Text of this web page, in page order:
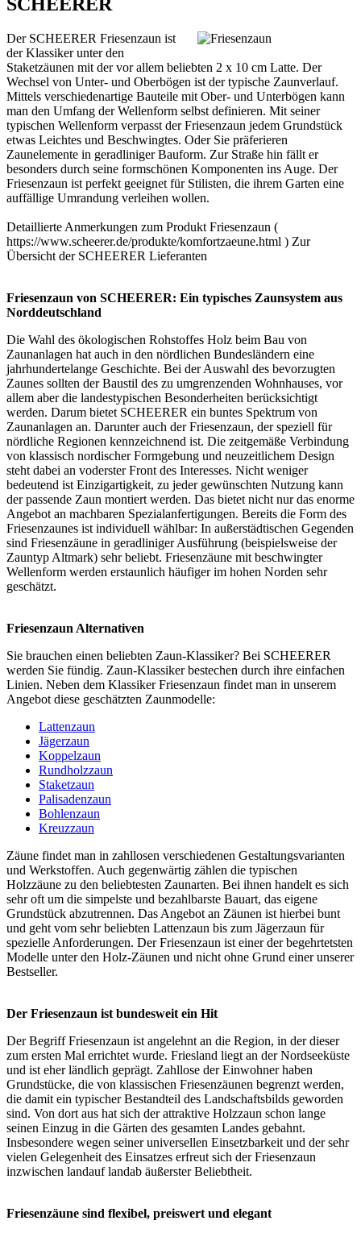
SCHEERER
Der SCHEERER Friesenzaun ist
der Klassiker unter den
Staketzäunen mit der vor allem beliebten 2 x 10 cm Latte. Der
Wechsel von Unter- und Oberbögen ist der typische Zaunverlauf.
Mittels verschiedenartige Bauteile mit Ober- und Unterbögen kann
man den Umfang der Wellenform selbst definieren. Mit seiner
typischen Wellenform verpasst der Friesenzaun jedem Grundstück
etwas Leichtes und Beschwingtes. Oder Sie präferieren
Zaunelemente in geradliniger Bauform. Zur Straße hin fällt er
besonders durch seine formschönen Komponenten ins Auge. Der
Friesenzaun ist perfekt geeignet für Stilisten, die ihrem Garten eine
auffällige Umrandung verleihen wollen.
Detaillierte Anmerkungen zum Produkt Friesenzaun (
https://www.scheerer.de/produkte/komfortzaeune.html ) Zur
Übersicht der SCHEERER Lieferanten
Friesenzaun von SCHEERER: Ein typisches Zaunsystem aus
Norddeutschland
Die Wahl des ökologischen Rohstoffes Holz beim Bau von
Zaunanlagen hat auch in den nördlichen Bundesländern eine
jahrhundertelange Geschichte. Bei der Auswahl des bevorzugten
Zaunes sollten der Baustil des zu umgrenzenden Wohnhauses, vor
allem aber die landestypischen Besonderheiten berücksichtigt
werden. Darum bietet SCHEERER ein buntes Spektrum von
Zaunanlagen an. Darunter auch der Friesenzaun, der speziell für
nördliche Regionen kennzeichnend ist. Die zeitgemäße Verbindung
von klassisch nordischer Formgebung und neuzeitlichem Design
steht dabei an voderster Front des Interesses. Nicht weniger
bedeutend ist Einzigartigkeit, zu jeder gewünschten Nutzung kann
der passende Zaun montiert werden. Das bietet nicht nur das enorme
Angebot an machbaren Spezialanfertigungen. Bereits die Form des
Friesenzaunes ist individuell wählbar: In außerstädtischen Gegenden
sind Friesenzäune in geradliniger Ausführung (beispielsweise der
Zauntyp Altmark) sehr beliebt. Friesenzäune mit beschwingter
Wellenform werden erstaunlich häufiger im hohen Norden sehr
geschätzt.
Friesenzaun Alternativen
Sie brauchen einen beliebten Zaun-Klassiker? Bei SCHEERER
werden Sie fündig. Zaun-Klassiker bestechen durch ihre einfachen
Linien. Neben dem Klassiker Friesenzaun findet man in unserem
Angebot diese geschätzten Zaunmodelle:
Lattenzaun
Jägerzaun
Koppelzaun
Rundholzzaun
Staketzaun
Palisadenzaun
Bohlenzaun
Kreuzzaun
Zäune findet man in zahllosen verschiedenen Gestaltungsvarianten
und Werkstoffen. Auch gegenwärtig zählen die typischen
Holzzäune zu den beliebtesten Zaunarten. Bei ihnen handelt es sich
sehr oft um die simpelste und bezahlbarste Bauart, das eigene
Grundstück abzutrennen. Das Angebot an Zäunen ist hierbei bunt
und geht vom sehr beliebten Lattenzaun bis zum Jägerzaun für
spezielle Anforderungen. Der Friesenzaun ist einer der begehrtetsten
Modelle unter den Holz-Zäunen und nicht ohne Grund einer unserer
Bestseller.
Der Friesenzaun ist bundesweit ein Hit
Der Begriff Friesenzaun ist angelehnt an die Region, in der dieser
zum ersten Mal errichtet wurde. Friesland liegt an der Nordseeküste
und ist eher ländlich geprägt. Zahllose der Einwohner haben
Grundstücke, die von klassischen Friesenzäunen begrenzt werden,
die damit ein typischer Bestandteil des Landschaftsbilds geworden
sind. Von dort aus hat sich der attraktive Holzzaun schon lange
seinen Einzug in die Gärten des gesamten Landes gebahnt.
Insbesondere wegen seiner universellen Einsetzbarkeit und der sehr
vielen Gelegenheit des Einsatzes erfreut sich der Friesenzaun
inzwischen landauf landab äußerster Beliebtheit.
Friesenzäune sind flexibel, preiswert und elegant